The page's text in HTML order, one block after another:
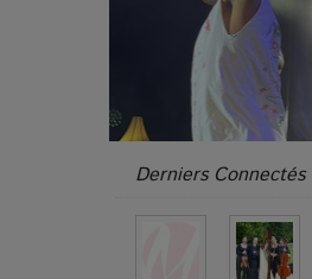
Derniers Connectés